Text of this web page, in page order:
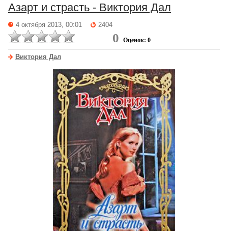
Азарт и страсть - Виктория Дал
4 октября 2013, 00:01 2404
0 Оценок: 0
Виктория Дал